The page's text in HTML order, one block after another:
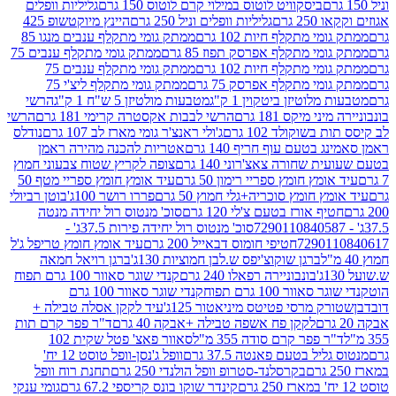
ביסקוויט לוטוס במילוי קרם לוטוס 150 גרם
גליליות וופלים
גרם
גליליות וופלים וניל 250 גרם
היינץ מיוקטשופ 425
מתקלף חיות 102 גרם
ממתק גומי מתקלף ענבים מנגו 85
מתקלף אפרסק תפוז 85 גרם
ממתק גומי מתקלף ענבים 75
מתקלף חיות 102 גרם
ממתק גומי מתקלף ענבים 75
מתקלף אפרסק 75 גרם
ממתק גומי מתקלף ליצ'י 75
ביטקוין 1 ק"ג
מטבעות מולטיזן 5 ש"ח 1 ק"ג
הרשי
מיקס 181 גרם
הרשי לבבות אקסטרה קרימי 181 גרם
הרשי
102 גרם
ג'ולי ראנצ'ר גומי מארז לב 107 גרם
נודלס
עוף חריף 140 גרם
אטריות להכנה מהירה ראמן
שחורה צאצ'רוני 140 גרם
צופה לקריץ שטוח צבעוני חמוץ
חומץ ספריי רימון 50 גרם
עיד אומץ חומץ ספריי מטף 50
חומץ סוכריה+גלי חמוץ 50 גרם
פררו רושר 100ג'
בוטן רביולי
אורז בטעם צ'לי 120 גרם
סוכ' מנטוס רול יחידה מנטה
סוכ' מנטוס רול יחידה פירות 37.5ג' -
חטיפי חומוס דבאייל 200 גרם
עיד אומץ חומץ טריפל ג'ל
ברגן שוקוצ'יפס ש.לבן חמוציות 130ג'
ברגן רויאל חמאה
בונבוניירה רפאלו 240 גרם
קנדי שוגר סאוור 100 גרם תפוח
100 גרם תפוח
קנדי שוגר סאוור 100 גרם
מרסי פטיטס מיניאטור 125ג'
עיד לקקן אסלה טבילה +
לקקן פח אשפה טבילה +אבקה 40 גרם
ד"ר פפר קרם תות
פפר קרם סודה 355 מ"ל
סאוור פאצ' פטל שקית 102
בטעם פאנטה 37.5 גרם
וופל ג'נסן-וופל טוסט 12 יח'
בקרסלנד-סטרופ וופל הולנדי 250 גרם
תחנת רוח וופל
קינדר שוקו בונס קריספי 67.2 גרם
גומי ענקי